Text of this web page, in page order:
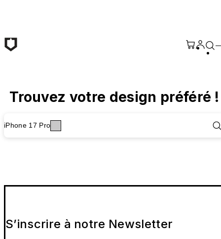
Trouvez votre design préféré !
iPhone 17 Pro
S’inscrire à notre Newsletter